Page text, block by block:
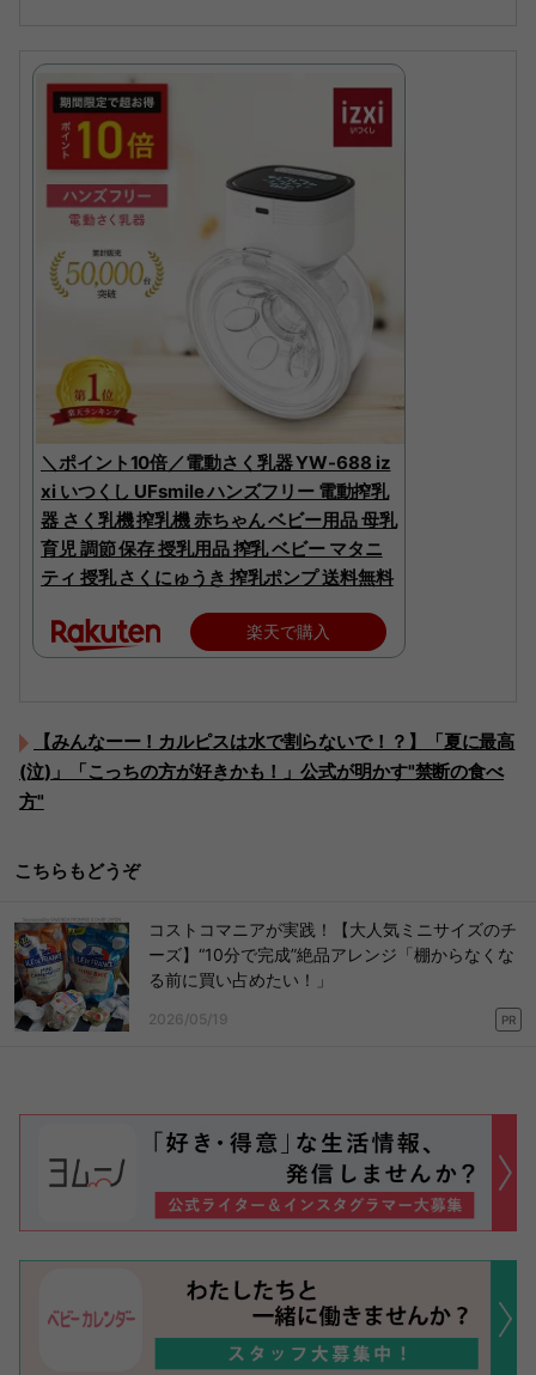
＼ポイント10倍／電動さく乳器 YW-688 iz
xi いつくし UFsmile ハンズフリー 電動搾乳
器 さく乳機 搾乳機 赤ちゃん ベビー用品 母乳
育児 調節 保存 授乳用品 搾乳 ベビー マタニ
ティ 授乳 さくにゅうき 搾乳ポンプ 送料無料
楽天で購入
【みんなーー！カルピスは水で割らないで！？】「夏に最高
(泣)」「こっちの方が好きかも！」公式が明かす"禁断の食べ
方"
こちらもどうぞ
コストコマニアが実践！【大人気ミニサイズのチ
ーズ】“10分で完成”絶品アレンジ「棚からなくな
る前に買い占めたい！」
2026/05/19 PR